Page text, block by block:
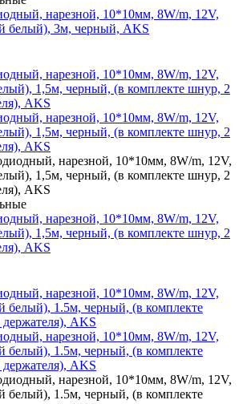
нарезной, 10*10мм, 8W/m, 12V,
белый), 3м, черный, AKS
нарезной, 10*10мм, 8W/m, 12V,
1,5м, черный, (в комплекте шнур, 2
AKS
нарезной, 10*10мм, 8W/m, 12V,
1,5м, черный, (в комплекте шнур, 2
AKS
нарезной, 10*10мм, 8W/m, 12V,
1,5м, черный, (в комплекте шнур, 2
AKS
нарезной, 10*10мм, 8W/m, 12V,
белый), 1.5м, черный, (в комплекте
AKS
нарезной, 10*10мм, 8W/m, 12V,
белый), 1.5м, черный, (в комплекте
AKS